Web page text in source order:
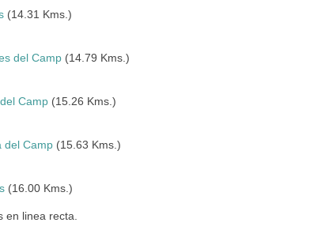
(14.31 Kms.)
del Camp (14.79 Kms.)
Camp (15.26 Kms.)
del Camp (15.63 Kms.)
(16.00 Kms.)
en linea recta.